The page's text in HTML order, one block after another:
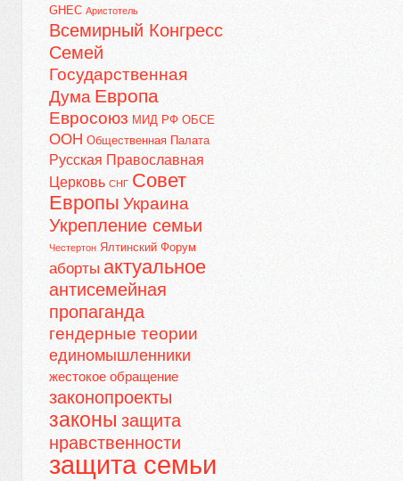
GHEC Аристотель
Всемирный Конгресс
Семей
Государственная
Дума Европа
Евросоюз МИД РФ ОБСЕ
ООН Общественная Палата
Русская Православная
Церковь СНГ Совет
Европы Украина
Укрепление семьи
Честертон Ялтинский Форум
аборты актуальное
антисемейная
пропаганда
гендерные теории
единомышленники
жестокое обращение
законопроекты
законы защита
нравственности
защита семьи